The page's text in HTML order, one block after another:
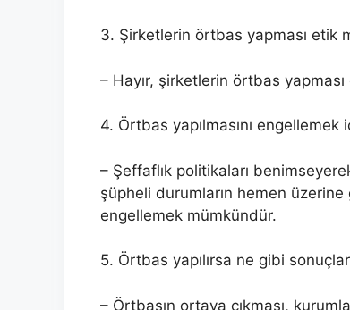
3. Şirketlerin örtbas yapması etik
– Hayır, şirketlerin örtbas
4. Örtbas yapılmasını engellemek
– Şeffaflık politikaları
şüpheli durumların hemen
engellemek mümkündür.
5. Örtbas yapılırsa ne gibi
– Örtbasın ortaya çıkması,